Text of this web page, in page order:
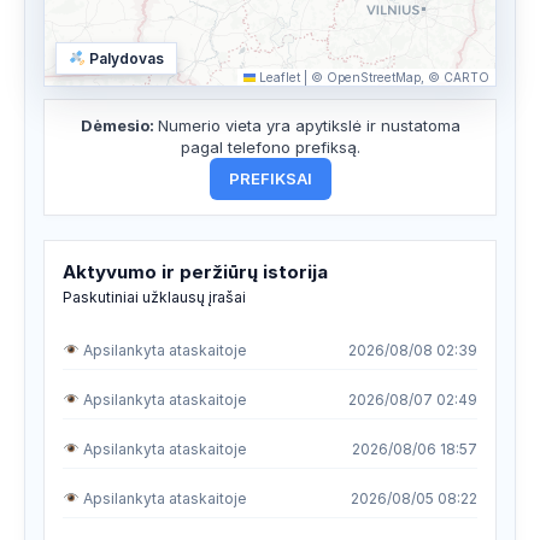
Leaflet © OpenStreetMap, © CARTO
Palydovas
Dėmesio: Numerio vieta yra apytikslė ir nustatoma
pagal telefono prefiksą.
PREFIKSAI
Aktyvumo ir peržiūrų istorija
Paskutiniai užklausų įrašai
Apsilankyta ataskaitoje 2026/08/08 02:39
Apsilankyta ataskaitoje 2026/08/07 02:49
Apsilankyta ataskaitoje 2026/08/06 18:57
Apsilankyta ataskaitoje 2026/08/05 08:22